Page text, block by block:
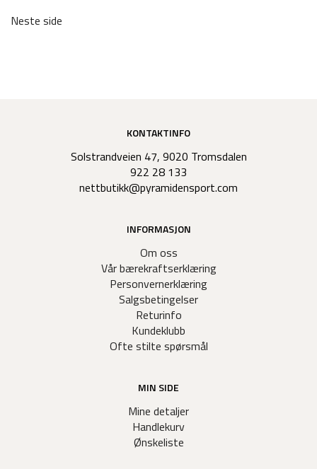
Neste side
KONTAKTINFO
Solstrandveien 47, 9020 Tromsdalen
922 28 133
nettbutikk@pyramidensport.com
INFORMASJON
Om oss
Vår bærekraftserklæring
Personvernerklæring
Salgsbetingelser
Returinfo
Kundeklubb
Ofte stilte spørsmål
MIN SIDE
Mine detaljer
Handlekurv
Ønskeliste